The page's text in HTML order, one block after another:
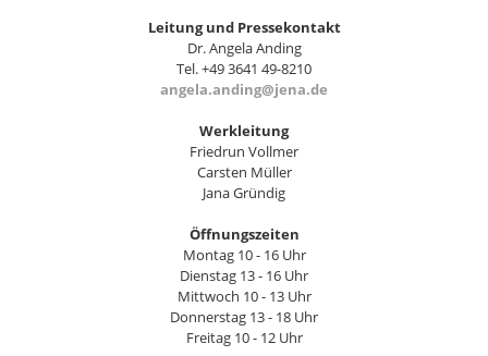
Leitung und Pressekontakt
Dr. Angela Anding
Tel. +49 3641 49-8210
angela.anding@jena.de
Werkleitung
Friedrun Vollmer
Carsten Müller
Jana Gründig
Öffnungszeiten
Montag 10 - 16 Uhr
Dienstag 13 - 16 Uhr
Mittwoch 10 - 13 Uhr
Donnerstag 13 - 18 Uhr
Freitag 10 - 12 Uhr